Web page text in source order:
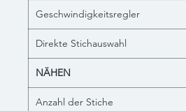
Geschwindigkeitsregler
Direkte Stichauswahl
NÄHEN
Anzahl der Stiche